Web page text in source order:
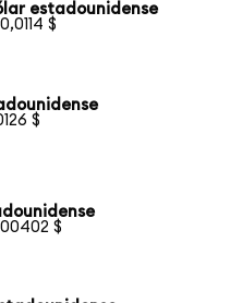
estadounidense
$
$
$